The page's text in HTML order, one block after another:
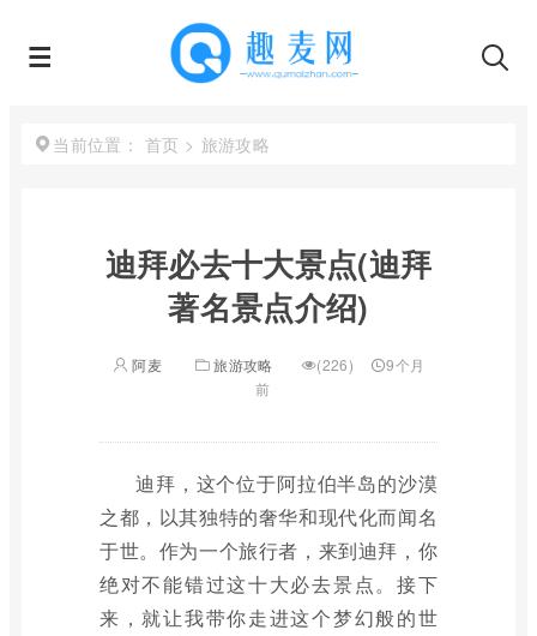
当前位置： 首页 > 旅游攻略
迪拜必去十大景点(迪拜
著名景点介绍)
阿麦 旅游攻略 (226)
9个月
前
迪拜，这个位于阿拉伯半岛的沙漠
之都，以其独特的奢华和现代化而闻名
于世。作为一个旅行者，来到迪拜，你
绝对不能错过这十大必去景点。接下
来，就让我带你走进这个梦幻般的世